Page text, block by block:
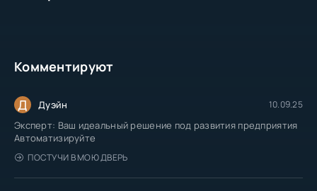
Комментируют
Д Дуэйн 10.09.25
Эксперт: Ваш идеальный решение под развития предприятия
Автоматизируйте
ПОСТУЧИ В МОЮ ДВЕРЬ